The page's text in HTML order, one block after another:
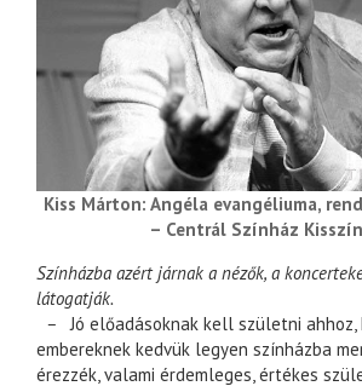
Kiss Márton: Angéla evangéliuma,
– Centrál Színház
Színházba azért járnak a nézők, a
látogatják.
– Jó előadásoknak kell születni ahhoz,
embereknek kedvük legyen színházba
érezzék, valami érdemleges, értékes